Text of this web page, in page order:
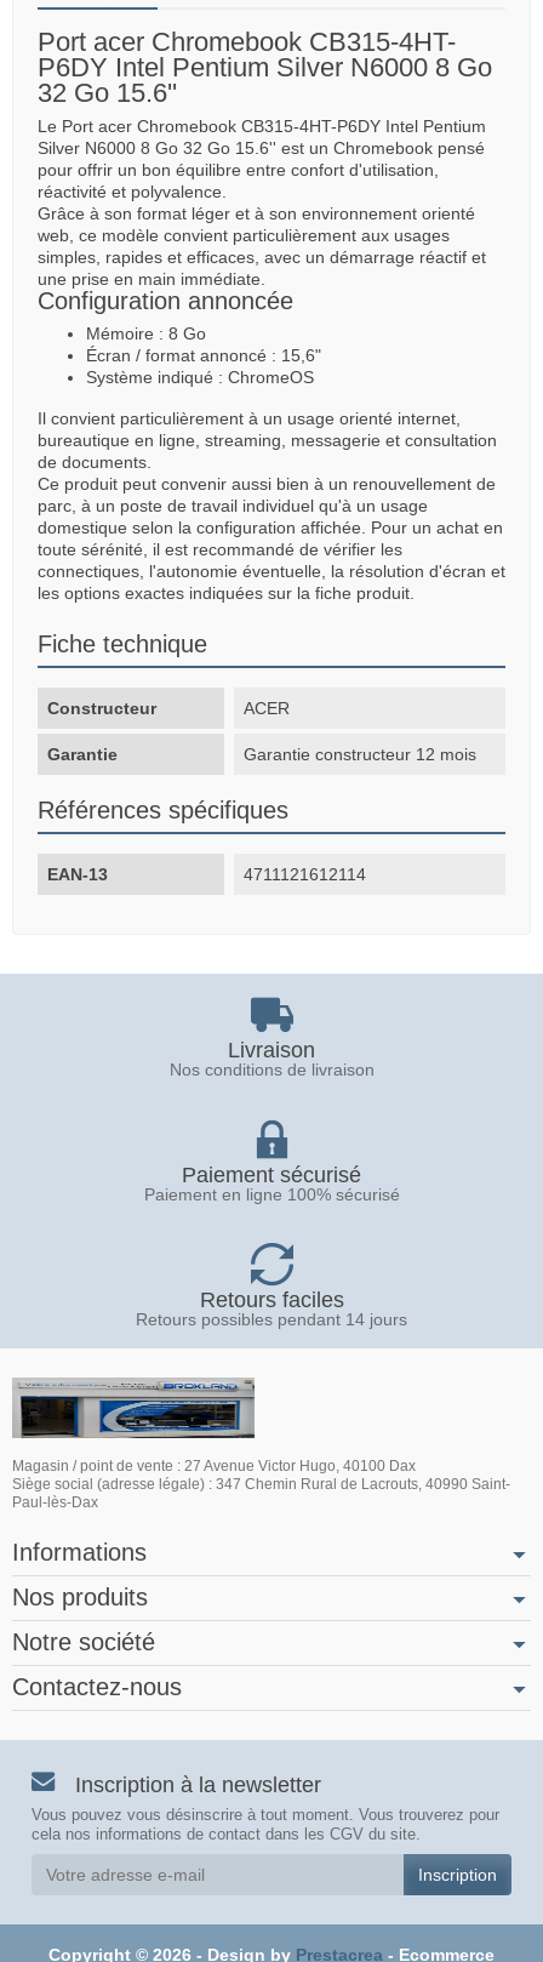
Port acer Chromebook CB315-4HT-
P6DY Intel Pentium Silver N6000 8 Go
32 Go 15.6''
Le Port acer Chromebook CB315-4HT-P6DY Intel Pentium
Silver N6000 8 Go 32 Go 15.6'' est un Chromebook pensé
pour offrir un bon équilibre entre confort d'utilisation,
réactivité et polyvalence.
Grâce à son format léger et à son environnement orienté
web, ce modèle convient particulièrement aux usages
simples, rapides et efficaces, avec un démarrage réactif et
une prise en main immédiate.
Configuration annoncée
Mémoire : 8 Go
Écran / format annoncé : 15,6"
Système indiqué : ChromeOS
Il convient particulièrement à un usage orienté internet,
bureautique en ligne, streaming, messagerie et consultation
de documents.
Ce produit peut convenir aussi bien à un renouvellement de
parc, à un poste de travail individuel qu'à un usage
domestique selon la configuration affichée. Pour un achat en
toute sérénité, il est recommandé de vérifier les
connectiques, l'autonomie éventuelle, la résolution d'écran et
les options exactes indiquées sur la fiche produit.
Fiche technique
Constructeur ACER
Garantie Garantie constructeur 12 mois
Références spécifiques
EAN-13 4711121612114
Livraison
Nos conditions de livraison
Paiement sécurisé
Paiement en ligne 100% sécurisé
Retours faciles
Retours possibles pendant 14 jours
Magasin / point de vente : 27 Avenue Victor Hugo, 40100 Dax
Siège social (adresse légale) : 347 Chemin Rural de Lacrouts, 40990 Saint-
Paul-lès-Dax
Informations
Nos produits
Notre société
Contactez-nous
Inscription à la newsletter
Vous pouvez vous désinscrire à tout moment. Vous trouverez pour
cela nos informations de contact dans les CGV du site.
Copyright © 2026 - Design by Prestacrea - Ecommerce